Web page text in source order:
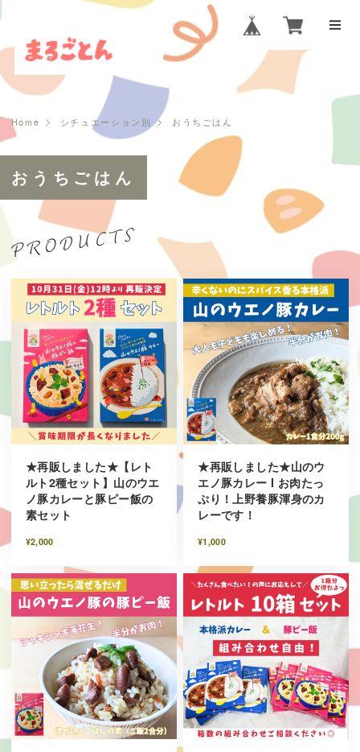
Home シチュエーション別 おうちごはん
おうちごはん
★再販しました★【レト
ルト2種セット】山のウエ
ノ豚カレーと豚ピー飯の
素セット
¥2,000
★再販しました★山のウ
エノ豚カレー I お肉たっ
ぷり！上野養豚渾身のカ
レーです！
¥1,000